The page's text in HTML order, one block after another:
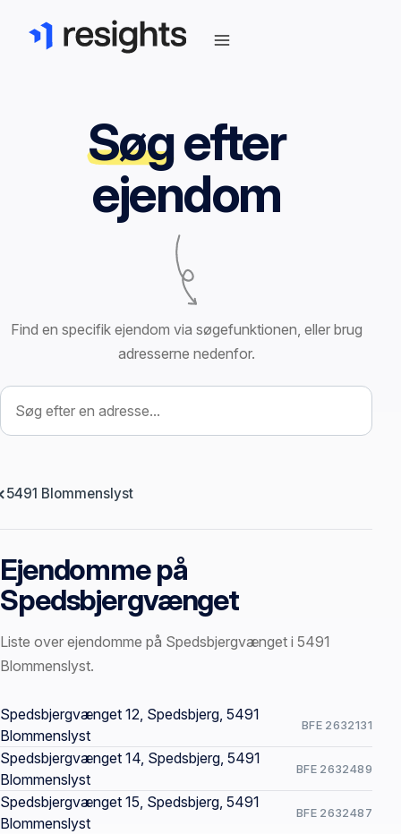
Søgefter
ejendom
Find en specifik ejendom via søgefunktionen, eller brug
adresserne nedenfor.
Søg efter ejendom
5491 Blommenslyst
Ejendomme på
Spedsbjergvænget
Liste over ejendomme på Spedsbjergvænget i 5491
Blommenslyst.
Offentlige ejendomssider
Spedsbjergvænget 12, Spedsbjerg, 5491
Blommenslyst
BFE 2632131
Spedsbjergvænget 14, Spedsbjerg, 5491
Blommenslyst
BFE 2632489
Spedsbjergvænget 15, Spedsbjerg, 5491
Blommenslyst
BFE 2632487